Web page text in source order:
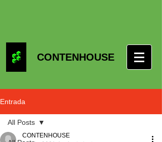
CONTENHOUSE
Entrada
All Posts
CONTENHOUSE